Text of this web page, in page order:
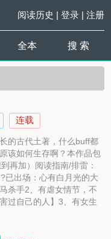
阅读历史 | 登录| 注册
全本 搜 索
连载
的古代土著，什么buff都
该如何生存啊？本作品包
再加）阅读指南/排雷：
已出场：心有白月光的大
杀手2、有虐女情节，不
过自己的人】3、有女生
无重生）4、作者第一次
一天一更，100收/200珠